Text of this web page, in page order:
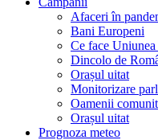
Afaceri în
Bani Europeni
Ce face
Dincolo de
Orașul uitat
Monitorizare
Oamenii
Orașul uitat
Prognoza meteo